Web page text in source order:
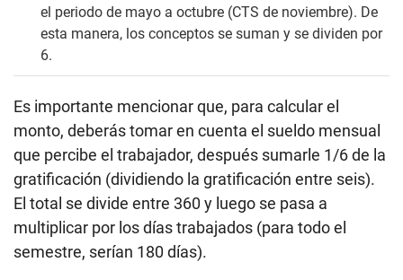
el periodo de mayo a octubre (CTS de noviembre). De
esta manera, los conceptos se suman y se dividen por
6.
Es importante mencionar que, para calcular el
monto, deberás tomar en cuenta el sueldo mensual
que percibe el trabajador, después sumarle 1/6 de la
gratificación (dividiendo la gratificación entre seis).
El total se divide entre 360 y luego se pasa a
multiplicar por los días trabajados (para todo el
semestre, serían 180 días).